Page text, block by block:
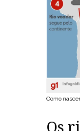
Como
Os